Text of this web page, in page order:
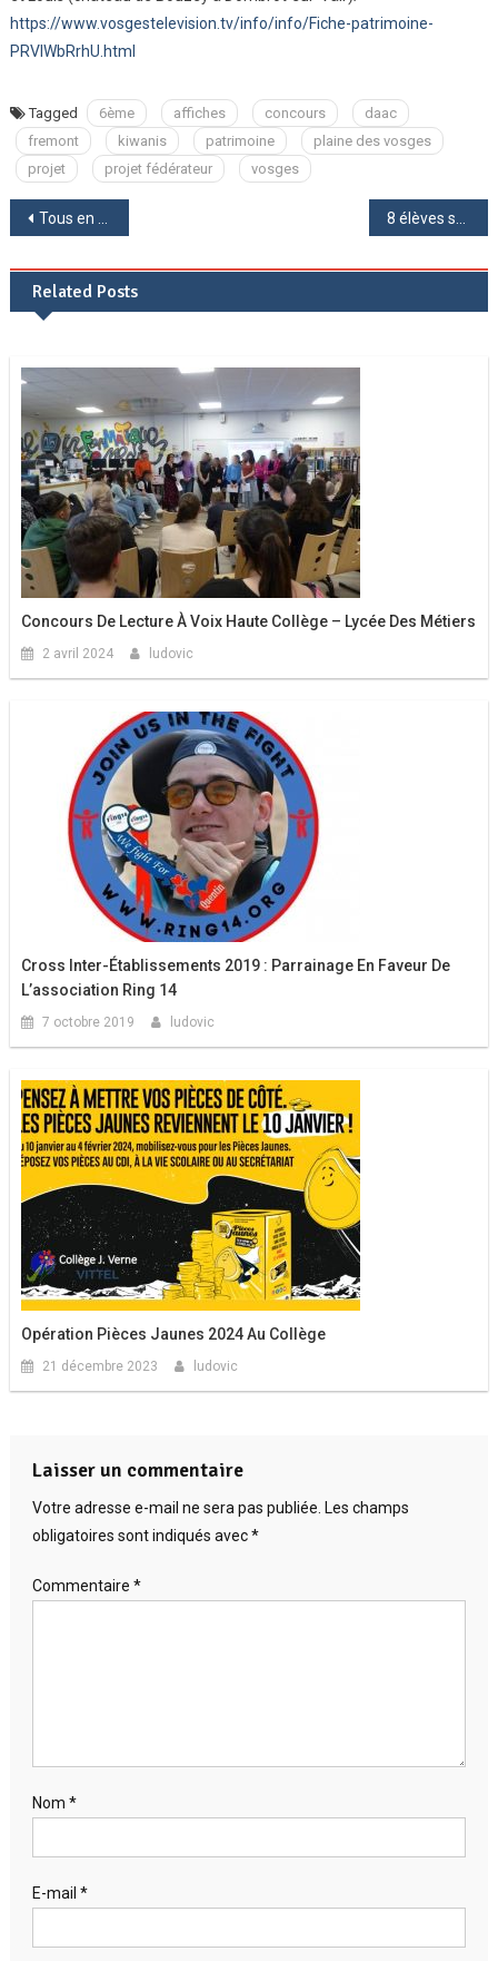
https://www.vosgestelevision.tv/info/info/Fiche-patrimoine-
PRVIWbRrhU.html
Tagged 6ème affiches concours
daac
fremont
kiwanis patrimoine
plaine des vosges
projet
projet fédérateur vosges
Navigation
de
l’article
Tous en Bulles au collège de Vittel
Related Posts
Concours De Lecture À Voix Haute Collège – Lycée Des Métiers
2 avril 2024 ludovic
Cross Inter-Établissements 2019 : Parrainage En Faveur De
L’association Ring 14
7 octobre 2019 ludovic
Opération Pièces Jaunes 2024 Au Collège
21 décembre 2023 ludovic
Laisser un commentaire
Votre adresse e-mail ne sera pas publiée. Les champs
obligatoires sont indiqués avec*
Commentaire *
Nom *
E-mail *